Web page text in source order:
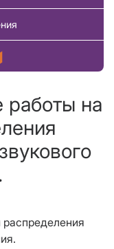
на
распределения
.